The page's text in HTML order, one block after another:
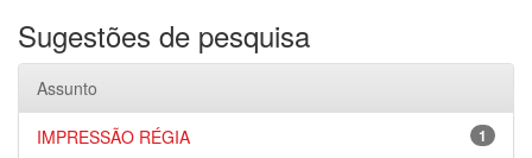
Sugestões de pesquisa
Assunto
1
IMPRESSÃO RÉGIA